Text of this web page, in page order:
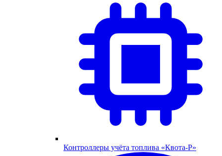
Контроллеры учёта топлива «Квота-Р»